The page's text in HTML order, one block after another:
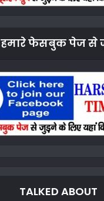
हमारे फेसबुक पेज से
TALKED ABOUT